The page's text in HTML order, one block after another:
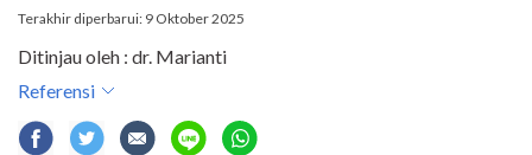
Terakhir diperbarui: 9 Oktober 2025